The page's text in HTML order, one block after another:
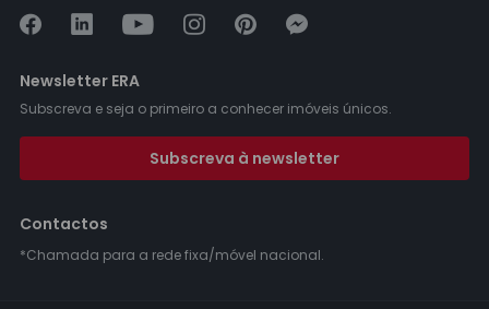
Newsletter ERA
Subscreva e seja o primeiro a conhecer imóveis únicos.
Subscreva à newsletter
Contactos
*Chamada para a rede fixa/móvel nacional.